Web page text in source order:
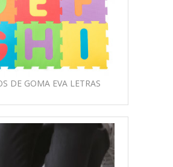
DE GOMA EVA LETRAS